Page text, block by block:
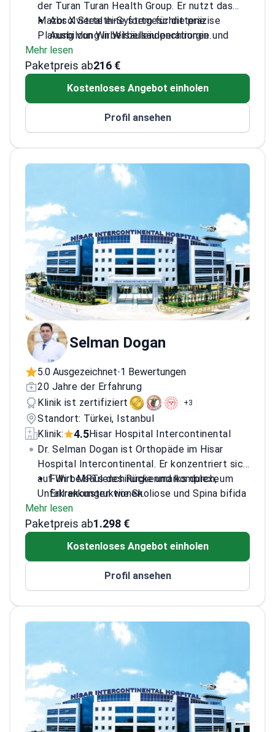
der Turan Turan Health Group. Er nutzt das
Mazor X Stealth-System für die präzise
Planung von Wirbelsäulenoperationen.
Absolvierte eine fortgeschrittene
Ausbildung in Wirbelsäulenchirurgie und
Arthroplastik-Techniken
Behandelt Skoliose und degenerative
des Rückenmarks zur Diagnose
Zement zur Stabilisierung gebrochener
minimalinvasives Verfahren zur Behandlung
von Bandscheibenvorfällen
Joint Reconstruction (ICJR)
Mehr lesen
Paketpreis ab216 €
Kostenloses Angebot einholen
Profil ansehen
Selman Dogan
5.0 Ausgezeichnet•1 Bewertungen
20 Jahre der Erfahrung
Klinik ist zertifiziert
+3
Standort: Türkei, Istanbul
Klinik:
4.5Hisar Hospital Intercontinental
Dr. Selman Dogan ist Orthopäde im Hisar
Hospital Intercontinental. Er konzentriert sich
auf Wirbelsäulenchirurgie und komplexe
Unfallrekonstruktionen.
Führt MRTs des Rückenmarks durch, um
Erkrankungen wie Skoliose und Spina bifida
zu beurteilen
Experte für Wirbelsäuleneingriffe,
Kyphoplastie – eine Methode zur Fixierung
Absolvierte eine fortgeschrittene
Spezialisiert auf die Behandlung von
Erwachsenen und Kindern mit chronischen
Mitglied des chirurgischen Teams eines
führenden, JCI-akkreditierten
Krankenhauses in Istanbul
Mehr lesen
Paketpreis ab1.298 €
Kostenloses Angebot einholen
Profil ansehen